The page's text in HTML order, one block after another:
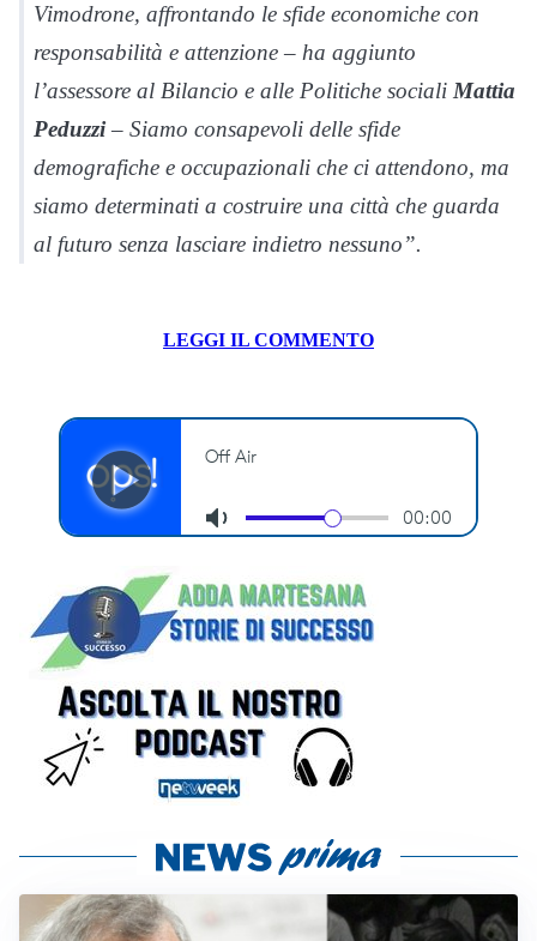
Vimodrone, affrontando le sfide economiche con
responsabilità e attenzione – ha aggiunto
l’assessore al Bilancio e alle Politiche socialiMattia
Peduzzi– Siamo consapevoli delle sfide
demografiche e occupazionali che ci attendono, ma
siamo determinati a costruire una città che guarda
al futuro senza lasciare indietro nessuno”.
LEGGI IL COMMENTO